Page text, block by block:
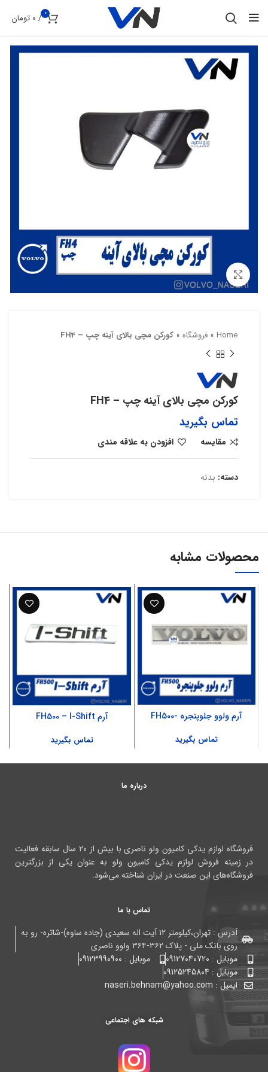
0
/
0 تومان
بزرگنمایی تصویر
Home
» فروشگاه » کورکن مچی بالای آینه چپ – FH4
کورکن مچی بالای آینه چپ – FH4
تماس بگیرید
مقایسه افزودن به علاقه مندی
دسته: بدنه
محصولات مشابه
آرم ولوو جلوپنجره -FH500
تماس بگیرید
آرم FH500 – I-Shift
تماس بگیرید
درباره ما
فروشگاه لوازم یدکی کامیون ولو ناصری با بیش از ۲۰ سال سابقه فعالیت
در زمینه فروش لوازم یدکی کامیون ولو به عنوان یکی از بزرگترین
فروشگاه‌های این صنعت در ایران شناخته می‌شود.
تماس با ما
آدرس : تهران،کیلومتر ۱۲ آیت اله سعیدی (جاده ساوه)-شاتره- رو به
روی بانک ملی - پلاک ۳۶۲-۳۶۴ ولوو ناصری
موبایل : 09127040720
موبایل : 09123990900
موبایل : 09125245804
ایمیل : naseri.behnam@yahoo.com
شبکه های اجتماعی